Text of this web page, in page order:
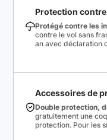
Protection contre
Protégé contre les
contre le vol sans
an avec déclaration
Accessoires de
Double protection,
gratuitement une
protection. Pour les